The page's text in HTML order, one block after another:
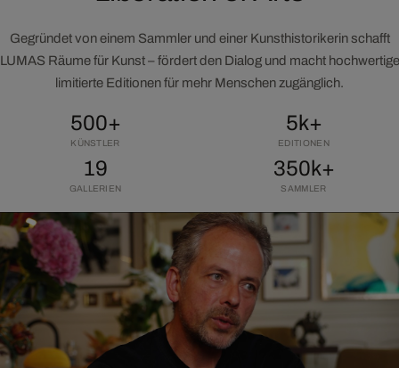
Gegründet von einem Sammler und einer Kunsthistorikerin schafft
LUMAS Räume für Kunst – fördert den Dialog und macht hochwertige
limitierte Editionen für mehr Menschen zugänglich.
500+
KÜNSTLER
5k+
EDITIONEN
19
GALLERIEN
350k+
SAMMLER